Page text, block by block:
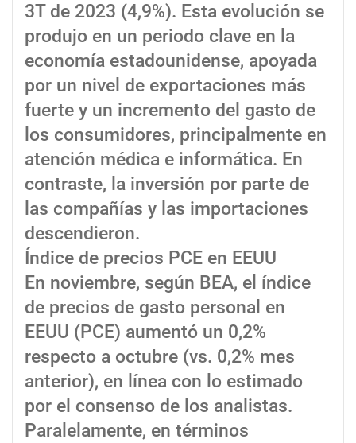
3T de 2023 (4,9%). Esta evolución se
produjo en un periodo clave en la
economía estadounidense, apoyada
por un nivel de exportaciones más
fuerte y un incremento del gasto de
los consumidores, principalmente en
atención médica e informática. En
contraste, la inversión por parte de
las compañías y las importaciones
descendieron.
Índice de precios PCE en EEUU
En noviembre, según BEA, el índice
de precios de gasto personal en
EEUU (PCE) aumentó un 0,2%
respecto a octubre (vs. 0,2% mes
anterior), en línea con lo estimado
por el consenso de los analistas.
Paralelamente, en términos